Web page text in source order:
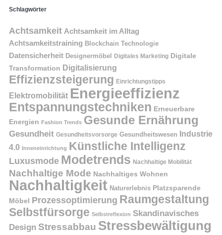
Schlagwörter
Achtsamkeit Achtsamkeit im Alltag
Achtsamkeitstraining Blockchain Technologie
Datensicherheit Designermöbel Digitales Marketing Digitale
Transformation Digitalisierung
Effizienzsteigerung Einrichtungstipps
Elektromobilität Energieeffizienz
Entspannungstechniken Erneuerbare
Energien Fashion Trends Gesunde Ernährung
Gesundheit Gesundheitsvorsorge Gesundheitswesen
Industrie
4.0
Inneneinrichtung Künstliche Intelligenz
Luxusmode Modetrends Nachhaltige Mobilität
Nachhaltige Mode Nachhaltiges Wohnen
Nachhaltigkeit Naturerlebnis Platzsparende
Möbel
Prozessoptimierung Raumgestaltung
Selbstfürsorge Selbstreflexion Skandinavisches
Design Stressabbau Stressbewältigung